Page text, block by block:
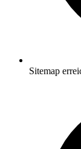
Sitemap